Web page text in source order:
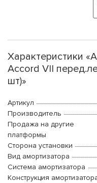
Характеристики
Accord VII
шт)»
Артикул
Производитель
Продажа на другие
платформы
Сторона установки
Вид амортизатора
Система амортизатора
Конструкция